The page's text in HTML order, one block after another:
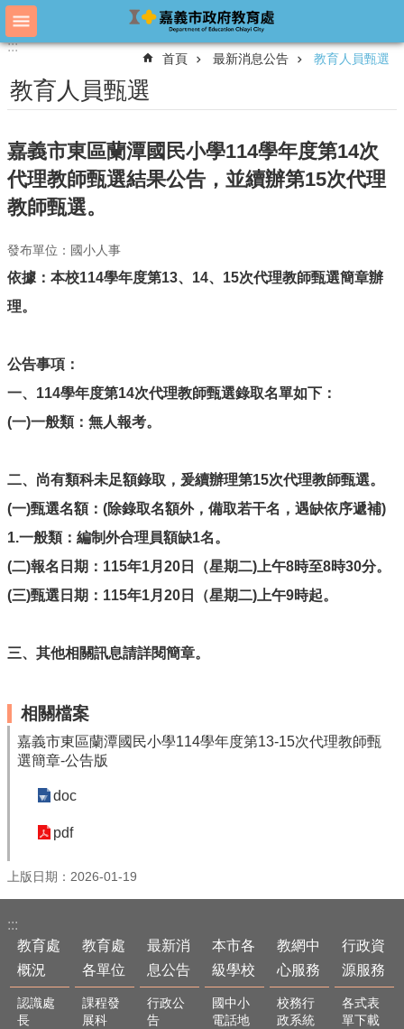
跳到主要內容區塊
進
搜
尋
教
育
處
況
教
育
處
單
位
新
公
告
本
各
級
教
中
心
服
務
服
教
學
資
源
服
務
::::::
首頁 最新消息公告 教育人員甄選
教育人員甄選
嘉義市東區蘭潭國民小學114學年度第14次
代理教師甄選結果公告，並續辦第15次代理
教師甄選。
發布單位：國小人事
依據：本校114學年度第13、14、15次代理教師甄選簡章辦
理。
公告事項：
一、114學年度第14次代理教師甄選錄取名單如下：
(一)一般類： 無人報考。
二、尚有類科未足額錄取，爰續辦理第15次代理教師甄選。
(一)甄選名額：(除錄取名額外，備取若干名，遇缺依序遞補)
1.一般類：編制外合理員額缺1名。
(二)報名日期：115年1月20日（星期二)上午8時至8時30分。
(三)甄選日期：115年1月20日（星期二)上午9時起。
三、其他相關訊息請詳閱簡章。
相關檔案
嘉義市東區蘭潭國民小學114學年度第13-15次代理教師甄
選簡章-公告版
doc
pdf
上版日期：2026-01-19
:::
教育處
概況
認識處
長
教育處
各單位
課程發
展科
最新消
息公告
行政公
告
本市各
級學校
國中小
電話地
教網中
心服務
校務行
政系統
行政資
源服務
各式表
單下載